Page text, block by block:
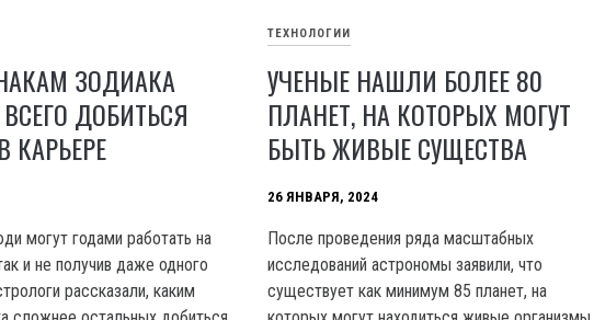
ЗОДИАКА
ДОБИТЬСЯ
КАРЬЕРЕ
могут годами работать на
и не получив даже одного
рассказали, каким
ТЕХНОЛОГИИ
УЧЕНЫЕ НАШЛИ БОЛЕЕ 80
ПЛАНЕТ, НА КОТОРЫХ МОГУТ
БЫТЬ ЖИВЫЕ СУЩЕСТВА
26 ЯНВАРЯ, 2024
После проведения ряда масштабных
исследований астрономы заявили, что
существует как минимум 85 планет, на